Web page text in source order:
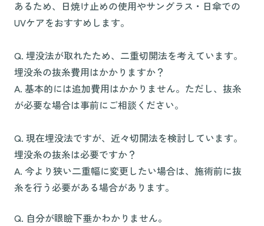
あるため、日焼け止めの使用やサングラス・日傘での
UVケアをおすすめします。
Q. 埋没法が取れたため、二重切開法を考えています。
埋没糸の抜糸費用はかかりますか？
A. 基本的には追加費用はかかりません。ただし、抜糸
が必要な場合は事前にご相談ください。
Q. 現在埋没法ですが、近々切開法を検討しています。
埋没糸の抜糸は必要ですか？
A. 今より狭い二重幅に変更したい場合は、施術前に抜
糸を行う必要がある場合があります。
Q. 自分が眼瞼下垂かわかりません。